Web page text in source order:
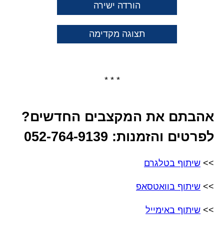
הורדה ישירה
תצוגה מקדימה
* * *
אהבתם את המקצבים החדשים?
לפרטים והזמנות: 052-764-9139
>> שיתוף בטלגרם
>> שיתוף בוואטסאפ
>> שיתוף באימייל